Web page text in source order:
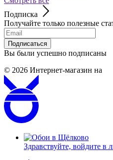
Подписка
Получайте только полезные
Подписаться
Вы были успешно подписаны
© 2026 Интернет-магазин на
Здравствуйте, войдите в